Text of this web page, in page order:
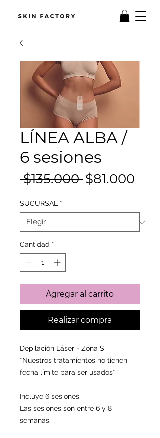
LÍNEA ALBA /
6 sesiones
$135.000 Precio
$81.000
SUCURSAL *
Cantidad *
Agregar al carrito
Realizar compra
Depilación Láser - Zona S
*Nuestros tratamientos no tienen
fecha límite para ser usados*
Incluye 6 sesiones.
Las sesiones son entre 6 y 8
semanas.